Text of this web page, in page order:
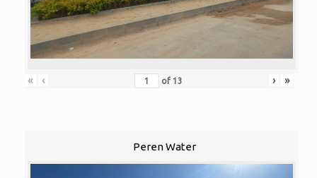
« ‹ of 13 › »
Peren Water